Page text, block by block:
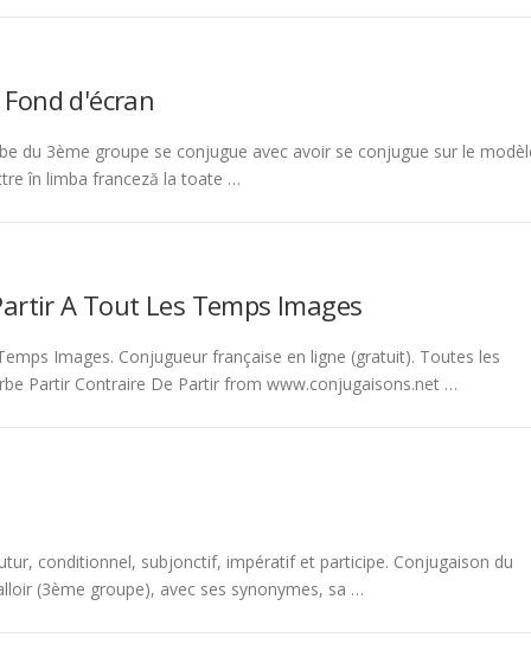
d'écran
du 3ème groupe se conjugue avec avoir se conjugue sur le
în limba franceză la toate …
A Tout Les Temps Images
Images. Conjugueur française en ligne (gratuit). Toutes les
Partir Contraire De Partir from www.conjugaisons.net …
conditionnel, subjonctif, impératif et participe. Conjugaison du
(3ème groupe), avec ses synonymes, sa …